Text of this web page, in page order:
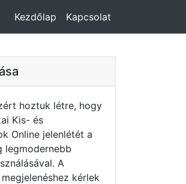
Kezdőlap Kapcsolat
hoztuk létre, hogy
Kis- és
Online jelenlétét a
legmodernebb
A
kérlek